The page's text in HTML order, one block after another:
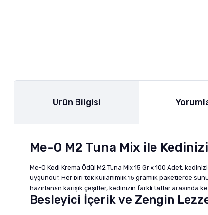
Ürün Bilgisi
Me-O M2 Tuna Mix ile
Me-O Kedi Krema Ödül M2 Tuna Mix 15 Gr x 100 Adet,
uygundur. Her biri tek kullanımlık 15 gramlık paketlerde
hazırlanan karışık çeşitler, kedinizin farklı tatlar arasında
Besleyici İçerik ve Zengin